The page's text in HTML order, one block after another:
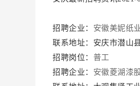
招聘企业： 安徽美妮纸
联系地址：安庆市潜山
招聘岗位： 普工
招聘企业： 安徽菱湖漆